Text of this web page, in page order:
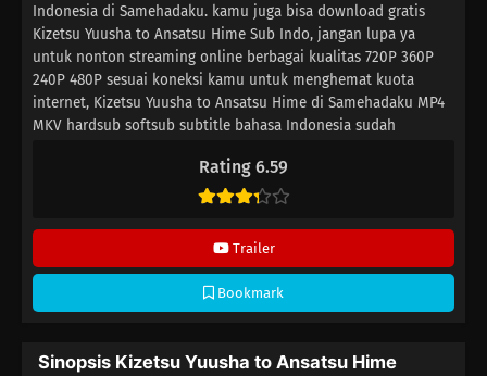
Rating 6.59
Trailer
Bookmark
Indonesia di Samehadaku. kamu juga bisa download gratis
Kizetsu Yuusha to Ansatsu Hime Sub Indo, jangan lupa ya
untuk nonton streaming online berbagai kualitas 720P 360P
240P 480P sesuai koneksi kamu untuk menghemat kuota
internet, Kizetsu Yuusha to Ansatsu Hime di Samehadaku MP4
MKV hardsub softsub subtitle bahasa Indonesia sudah
Sinopsis Kizetsu Yuusha to Ansatsu Hime